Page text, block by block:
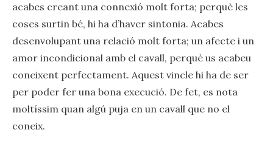
acabes creant una connexió molt forta; perquè les
coses surtin bé, hi ha d’haver sintonia. Acabes
desenvolupant una relació molt forta; un afecte i un
amor incondicional amb el cavall, perquè us acabeu
coneixent perfectament. Aquest vincle hi ha de ser
per poder fer una bona execució. De fet, es nota
moltíssim quan algú puja en un cavall que no el
coneix.